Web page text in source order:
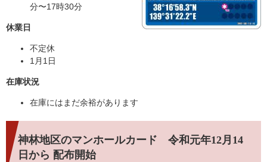
分〜17時30分
休業日
不定休
1月1日
在庫状況
在庫にはまだ余裕があります
神林地区のマンホールカード 令和元年12月14
日から 配布開始